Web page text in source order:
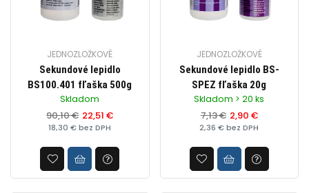
JEDNOZLOŽKOVÉ
Sekundové lepidlo
BS100.401 fľaška 500g
Skladom
90,10 € 22,51 €
18,30 € bez DPH
JEDNOZLOŽKOVÉ
Sekundové lepidlo BS-
SPEZ fľaška 20g
Skladom > 20 ks
7,13 € 2,90 €
2,36 € bez DPH